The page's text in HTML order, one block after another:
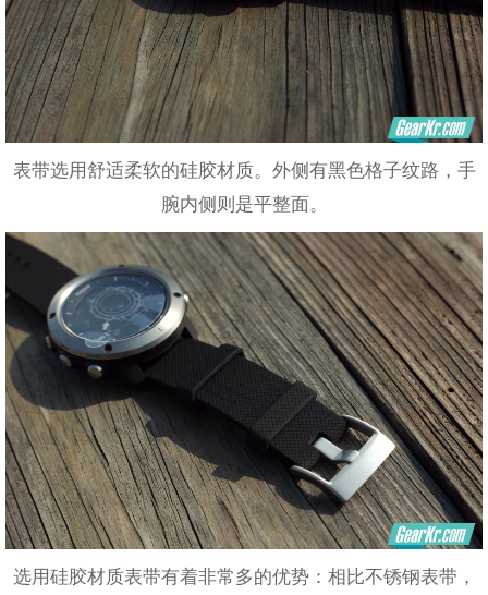
表带选用舒适柔软的硅胶材质。外侧有黑色格子纹路，手
腕内侧则是平整面。
选用硅胶材质表带有着非常多的优势：相比不锈钢表带，